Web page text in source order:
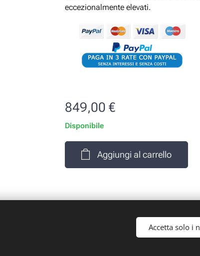
eccezionalmente elevati.
849,00 €
Disponibile
Aggiungi al carrello
- 10128 - Torino (TO) - P. iva: 10161030019
Accetta solo i